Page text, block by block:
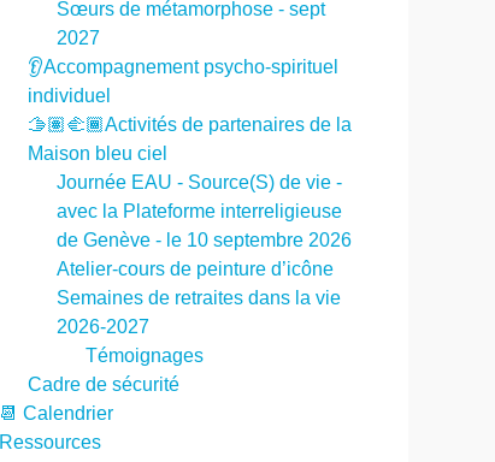
Sœurs de métamorphose - sept
2027
👂Accompagnement psycho-spirituel
individuel
🫱🏽‍🫲🏾Activités de partenaires de la
Maison bleu ciel
Journée EAU - Source(S) de vie -
avec la Plateforme interreligieuse
de Genève - le 10 septembre 2026
Atelier-cours de peinture d’icône
Semaines de retraites dans la vie
2026-2027
Témoignages
Cadre de sécurité
📆 Calendrier
Ressources